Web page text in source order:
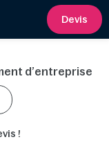
Devis
d’entreprise
!